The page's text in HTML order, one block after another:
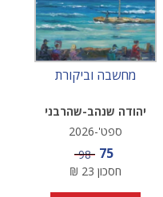
מחשבה וביקורת
יהודה שנהב-שהרבני
ספט'-2026
מחיר מבצע
75 מחיר
98
חסכון 23
₪